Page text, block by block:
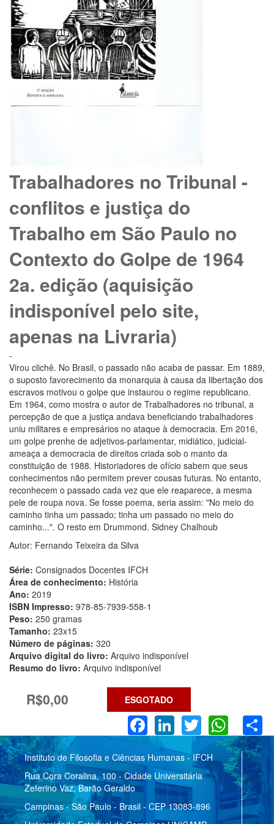
Trabalhadores no Tribunal -
conflitos e justiça do
Trabalho em São Paulo no
Contexto do Golpe de 1964
2a. edição (aquisição
indisponível pelo site,
apenas na Livraria)
-
Virou clichê. No Brasil, o passado não acaba de passar. Em 1889,
o suposto favorecimento da monarquia à causa da libertação dos
escravos motivou o golpe que instaurou o regime republicano.
Em 1964, como mostra o autor de Trabalhadores no tribunal, a
percepção de que a justiça andava beneficiando trabalhadores
uniu militares e empresários no ataque à democracia. Em 2016,
um golpe prenhe de adjetivos-parlamentar, midiático, judicial-
ameaça a democracia de direitos criada sob o manto da
constituição de 1988. Historiadores de ofício sabem que seus
conhecimentos não permitem prever cousas futuras. No entanto,
reconhecem o passado cada vez que ele reaparece, a mesma
pele de roupa nova. Se fosse poema, seria assim: "No meio do
caminho tinha um passado; tinha um passado no meio do
caminho...". O resto em Drummond. Sidney Chalhoub
Autor: Fernando Teixeira da Silva
Série: Consignados Docentes IFCH
Área de conhecimento: História
Ano: 2019
ISBN Impresso: 978-85-7939-558-1
Peso: 250 gramas
Tamanho: 23x15
Número de páginas: 320
Arquivo digital do livro: Arquivo indisponível
Resumo do livro: Arquivo indisponível
R$0,00 ESGOTADO
Facebook
LinkedIn
Twitter
Instituto de Filosofia e Ciências Humanas - IFCH
Rua Cora Coralina, 100 - Cidade Universitária
Zeferino Vaz, Barão Geraldo
Campinas - São Paulo - Brasil - CEP 13083-896